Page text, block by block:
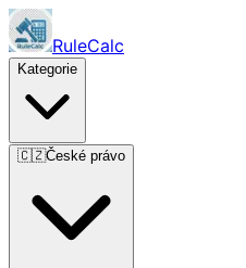
RuleCalc
Kategorie
🇨🇿České právo